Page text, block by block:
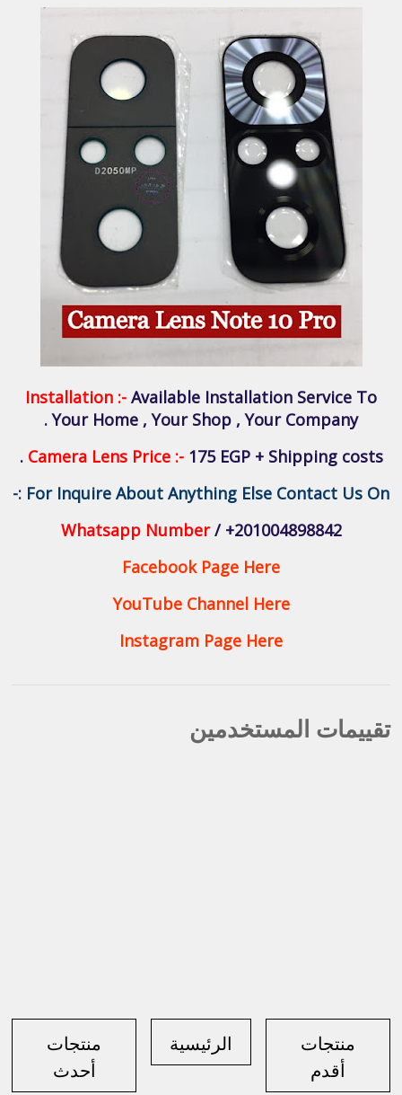
Installation :- Available Installation Service To
Your Home , Your Shop , Your Company .
Camera Lens Price :-175 EGP + Shipping costs .
For Inquire About Anything Else Contact Us On :-
Whatsapp Number/ +201004898842
Facebook Page Here
YouTube Channel Here
Instagram Page Here
تقييمات المستخدمين
منتجات
أحدث
منتجات
أقدم
الرئيسية